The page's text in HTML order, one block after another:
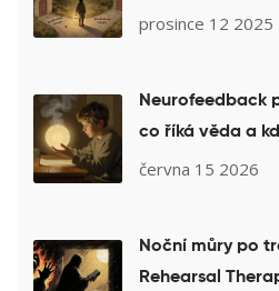
vám skutečně
prosince 12 2025
Neurofeedback
co říká věda a
června 15 2026
Noční můry po
Rehearsal